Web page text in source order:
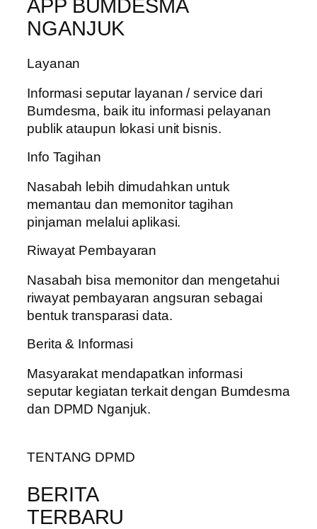
APP BUMDESMA
NGANJUK
Layanan
Informasi seputar layanan / service dari
Bumdesma, baik itu informasi pelayanan
publik ataupun lokasi unit bisnis.
Info Tagihan
Nasabah lebih dimudahkan untuk
memantau dan memonitor tagihan
pinjaman melalui aplikasi.
Riwayat Pembayaran
Nasabah bisa memonitor dan mengetahui
riwayat pembayaran angsuran sebagai
bentuk transparasi data.
Berita & Informasi
Masyarakat mendapatkan informasi
seputar kegiatan terkait dengan Bumdesma
dan DPMD Nganjuk.
TENTANG DPMD
BERITA
TERBARU